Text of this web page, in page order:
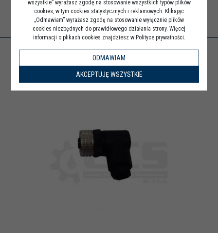
PODZESPOŁY
wszystkie” wyrażasz zgodę na stosowanie wszystkich typów plików
cookies, w tym cookies statystycznych i reklamowych. Klikając
„Odmawiam” wyrażasz zgodę na stosowanie wyłącznie plików
cookies niezbędnych do prawidłowego działania strony. Więcej
informacji o plikach cookies znajdziesz w Polityce prywatności.
ODMAWIAM
AKCEPTUJĘ WSZYSTKIE